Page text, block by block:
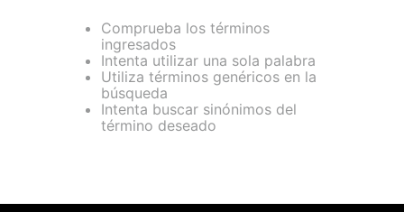
Comprueba los términos
ingresados
Intenta utilizar una sola palabra
Utiliza términos genéricos en la
búsqueda
Intenta buscar sinónimos del
término deseado